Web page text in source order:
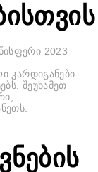
2023
კარდიგანები
შეუხამეთ